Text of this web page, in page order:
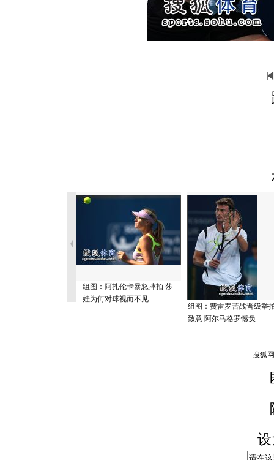
组图：阿扎伦卡暴怒摔拍 莎
娃为何对球视而不见
组图：费雷罗苦战晋级举
致意 阿尔马格罗憾负